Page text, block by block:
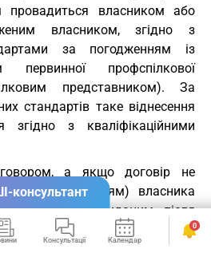
провадиться власником або
власником, згідно з
за погодженням із
профспілкової
представником). За
стандартів таке віднесення
згідно з кваліфікаційними
а якщо договір не
(розпорядженням) власника
ним органу, виданим після
органом первинної
(профспілковим
Консультації Календар Сервіси
0
консультант